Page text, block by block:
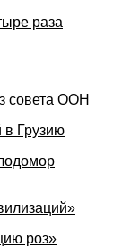
раза
совета ООН
в Грузию
роз»